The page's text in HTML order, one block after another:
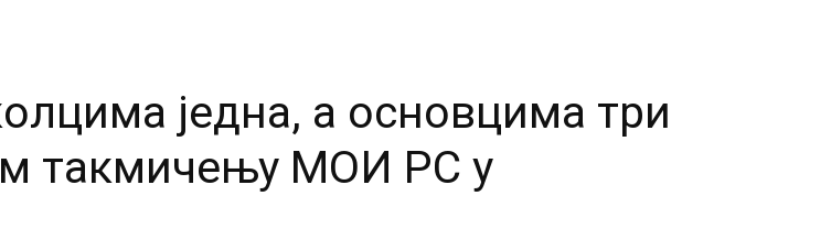
једна, а основцима три
такмичењу МОИ РС у